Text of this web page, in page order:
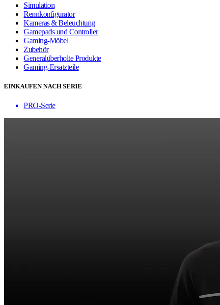
Simulation
Rennkonfigurator
Kameras & Beleuchtung
Gamepads und Controller
Gaming-Möbel
Zubehör
Generalüberholte Produkte
Gaming-Ersatzteile
EINKAUFEN NACH SERIE
PRO-Serie